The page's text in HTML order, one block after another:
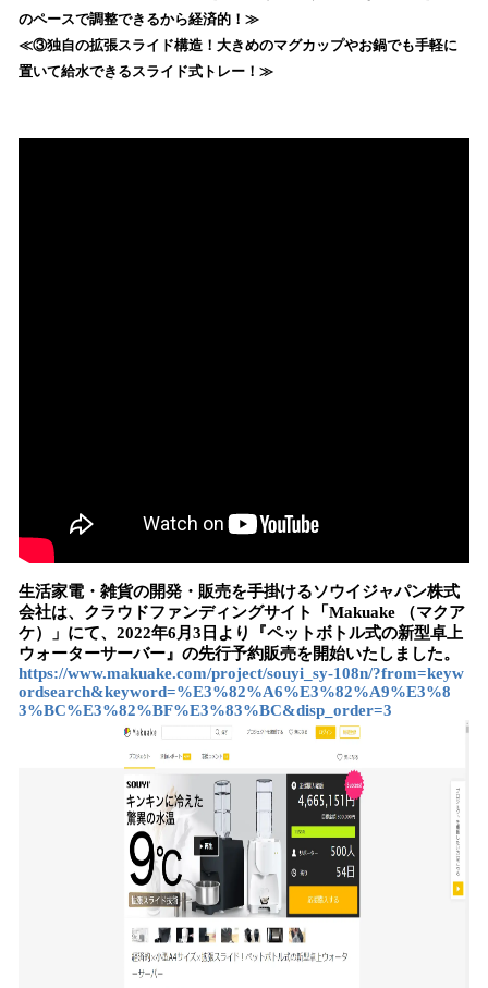
読
み
込
み
のペースで調整できるから経済的！≫
≪③独自の拡張スライド構造！大きめのマグカップやお鍋でも手軽に
置いて給水できるスライド式トレー！≫
⽣活家電・雑貨の開発・販売を⼿掛けるソウイジャパン株式
会社は、クラウドファンディングサイト「Makuake （マクア
ケ）」にて、2022年6月3日より『ペットボトル式の新型卓上
ウォーターサーバー』の先行予約販売を開始いたしました。
https://www.makuake.com/project/souyi_sy-108n/?from=keyw
ordsearch&keyword=%E3%82%A6%E3%82%A9%E3%8
3%BC%E3%82%BF%E3%83%BC&disp_order=3